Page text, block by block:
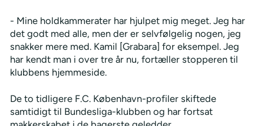
- Mine holdkammerater har hjulpet mig meget. Jeg har
det godt med alle, men der er selvfølgelig nogen, jeg
snakker mere med. Kamil [Grabara] for eksempel. Jeg
har kendt man i over tre år nu, fortæller stopperen til
klubbens hjemmeside.
De to tidligere F.C. København-profiler skiftede
samtidigt til Bundesliga-klubben og har fortsat